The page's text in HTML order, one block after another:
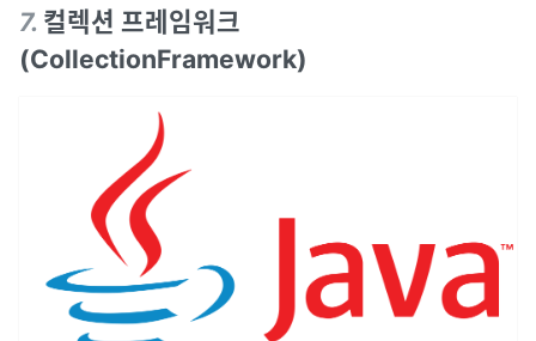
7. 컬렉션 프레임워크
(CollectionFramework)